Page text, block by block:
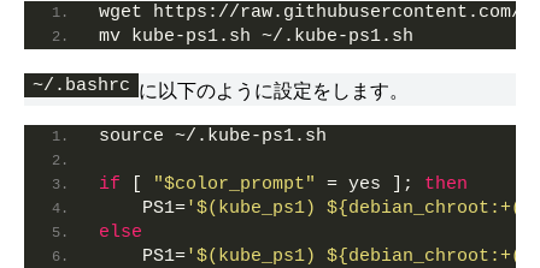
wget https://raw.githubusercontent.com/
mv kube-ps1.sh ~/.kube-ps1.sh
~/.bashrc に以下のように設定をします。
source ~/.kube-ps1.sh
if "$color_prompt" = yes ]; then
    PS1
='$(kube_ps1)
else
    PS1
='$(kube_ps1)